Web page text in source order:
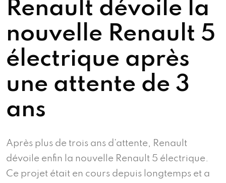
Renault dévoile la
nouvelle Renault 5
électrique après
une attente de 3
ans
Après plus de trois ans d’attente, Renault
dévoile enfin la nouvelle Renault 5 électrique.
Ce projet était en cours depuis longtemps et a